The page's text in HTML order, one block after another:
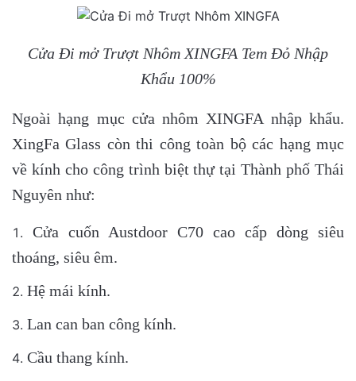
Cửa Đi mở Trượt Nhôm XINGFA Tem Đỏ Nhập
Khẩu 100%
Ngoài hạng mục cửa nhôm XINGFA nhập khẩu.
XingFa Glass còn thi công toàn bộ các hạng mục
về kính cho công trình biệt thự tại Thành phố Thái
Nguyên như:
Cửa cuốn Austdoor C70 cao cấp dòng siêu
thoáng, siêu êm.
Hệ mái kính.
Lan can ban công kính.
Cầu thang kính.